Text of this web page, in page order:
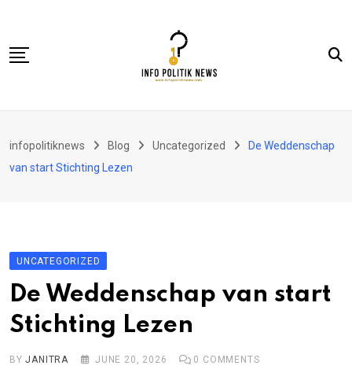
content
Politik & Hukum
Olahraga
Kolom
infopolitiknews Blog Uncategorized
De Weddenschap
van start Stichting Lezen
UNCATEGORIZED
De Weddenschap van start
Stichting Lezen
BYJANITRA JUNE 20, 2026 0 COMMENTS